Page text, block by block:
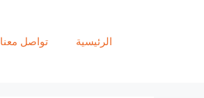
تواصل معنا الرئيسية